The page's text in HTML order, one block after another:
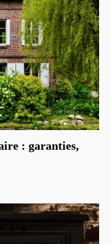
: garanties,